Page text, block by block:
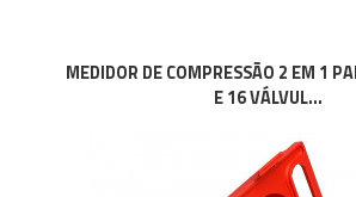
MEDIDOR DE COMPRESSÃO 2 EM 1
E 16 VÁLVUL...